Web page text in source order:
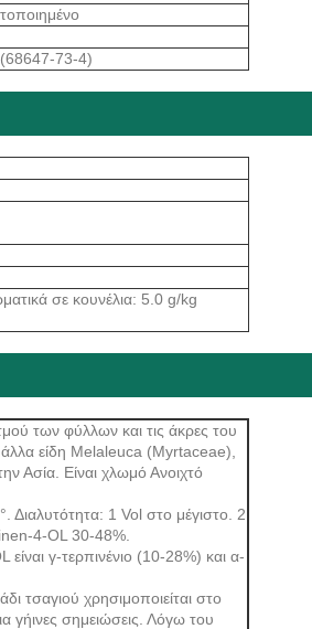
(68647-73-4)
σε κουνέλια: 5.0 g/kg
των φύλλων και τις άκρες του
είδη Melaleuca (Myrtaceae),
Ασία. Είναι χλωμό Ανοιχτό
1 Vol στο μέγιστο. 2
4-OL 30-48%.
γ-τερπινένιο (10-28%) και α-
τσαγιού χρησιμοποιείται στο
γήινες σημειώσεις. Λόγω του